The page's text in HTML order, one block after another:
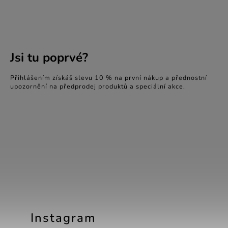
Instagram
Jsi tu poprvé?
Přihlášením získáš slevu 10 % na první nákup a přednostní
upozornění na předprodej produktů a speciální akce.